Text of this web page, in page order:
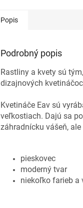
Popis
Podrobný popis
Rastliny a kvety sú
dizajnových
Kvetináče Eav sú
veľkostiach. Dajú sa
záhradnícku vášeň,
pieskovec
moderný tvar
niekoľko farieb a